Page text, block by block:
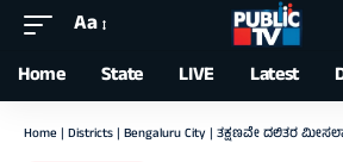
Font
Resizer
Aa
Home State LIVE Latest
Home | Districts | Bengaluru City | ತಕ್ಷಣವೇ ದಲಿತರ